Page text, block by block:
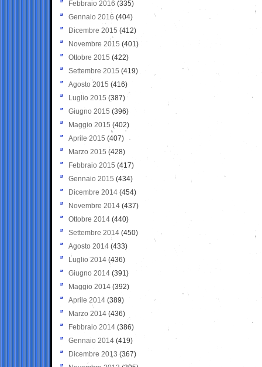
Febbraio 2016 (335)
Gennaio 2016 (404)
Dicembre 2015 (412)
Novembre 2015 (401)
Ottobre 2015 (422)
Settembre 2015 (419)
Agosto 2015 (416)
Luglio 2015 (387)
Giugno 2015 (396)
Maggio 2015 (402)
Aprile 2015 (407)
Marzo 2015 (428)
Febbraio 2015 (417)
Gennaio 2015 (434)
Dicembre 2014 (454)
Novembre 2014 (437)
Ottobre 2014 (440)
Settembre 2014 (450)
Agosto 2014 (433)
Luglio 2014 (436)
Giugno 2014 (391)
Maggio 2014 (392)
Aprile 2014 (389)
Marzo 2014 (436)
Febbraio 2014 (386)
Gennaio 2014 (419)
Dicembre 2013 (367)